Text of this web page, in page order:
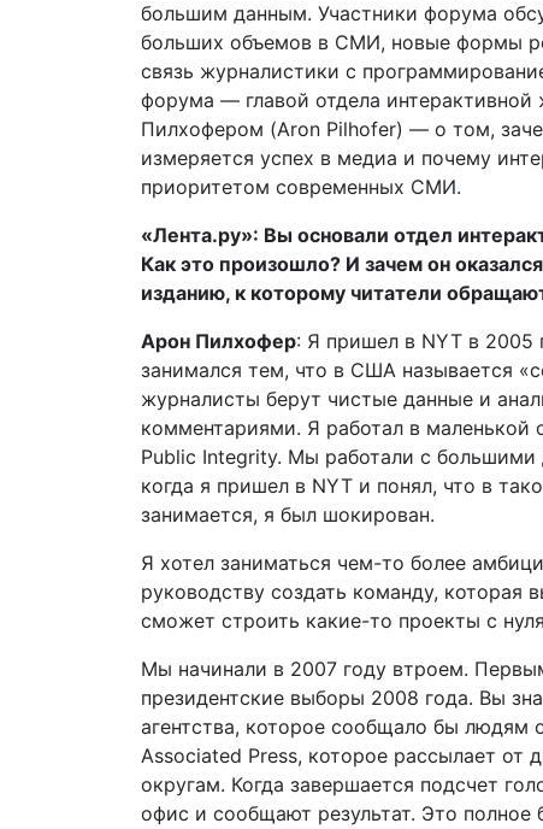
большим данным. Участники форума
больших объемов в СМИ, новые формы
связь журналистики с
форума — главой отдела
Пилхофером (Aron Pilhofer) — о том,
измеряется успех в медиа и почему
приоритетом современных СМИ.
«Лента.ру»: Вы основали отдел
Как это произошло? И зачем он
изданию, к которому читатели
Арон Пилхофер: Я пришел в NYT в 2005
занимался тем, что в США называется
журналисты берут чистые данные и
комментариями. Я работал в маленькой
Public Integrity. Мы работали с
когда я пришел в NYT и понял, что в
занимается, я был шокирован.
Я хотел заниматься чем-то более
руководству создать команду, которая
сможет строить какие-то проекты с
Мы начинали в 2007 году втроем.
президентские выборы 2008 года. Вы
агентства, которое сообщало бы людям
Associated Press, которое рассылает от
округам. Когда завершается подсчет
офис и сообщают результат. Это полное